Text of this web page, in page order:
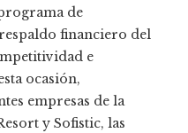
de
financiero del
e
ocasión,
empresas de la
y Sofistic, las